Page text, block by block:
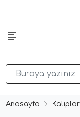
Anasayfa Kalıplar